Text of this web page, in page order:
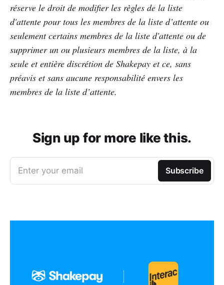
réserve le droit de modifier les règles de la liste
d'attente pour tous les membres de la liste d’attente ou
seulement certains membres de la liste d'attente ou de
supprimer un ou plusieurs membres de la liste, à la
seule et entière discrétion de Shakepay et ce, sans
préavis et sans aucune responsabilité envers les
membres de la liste d’attente.
Sign up for more like this.
Enter your email Subscribe